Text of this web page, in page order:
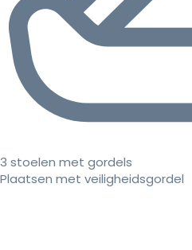
3 stoelen met gordels
Plaatsen met veiligheidsgordel